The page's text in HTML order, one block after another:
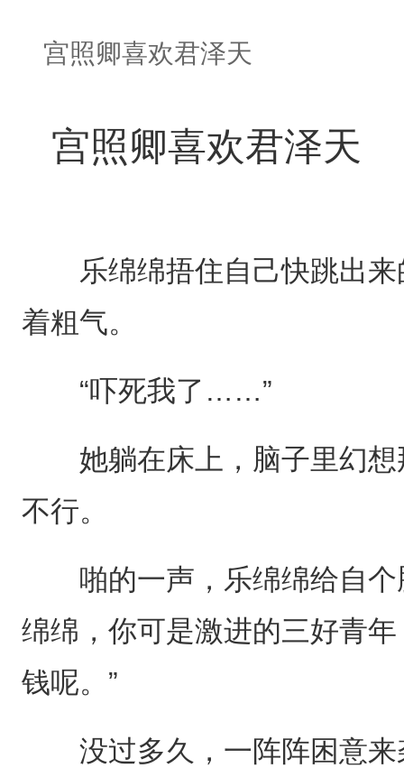
宫照卿喜欢君泽天
宫照卿喜欢君泽天
乐绵绵捂住自己快跳出来
着粗气。
“吓死我了……”
她躺在床上，脑子里幻想
不行。
啪的一声，乐绵绵给自个
绵绵，你可是激进的三好青
钱呢。”
没过多久，一阵阵困意来